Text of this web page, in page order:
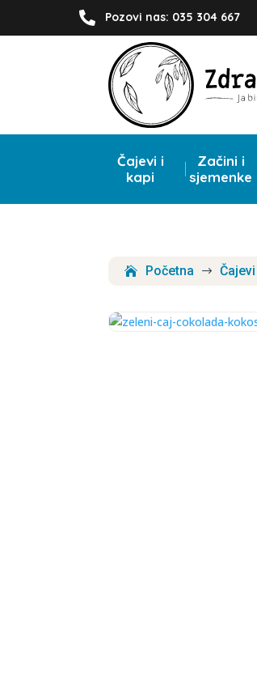
 Pozovi nas: 035 304 667
Čajevi i
kapi
Začini i
sjemenke
Početna $